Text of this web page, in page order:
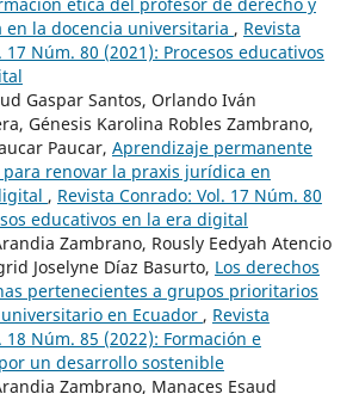
en la docencia universitaria , Revista
17 Núm. 80 (2021): Procesos educativos
Gaspar Santos, Orlando Iván
Génesis Karolina Robles Zambrano,
Paucar, Aprendizaje permanente
renovar la praxis jurídica en
, Revista Conrado: Vol. 17 Núm. 80
educativos en la era digital
Zambrano, Rously Eedyah Atencio
Joselyne Díaz Basurto, Los derechos
pertenecientes a grupos prioritarios
en Ecuador , Revista
18 Núm. 85 (2022): Formación e
un desarrollo sostenible
Zambrano, Manaces Esaud